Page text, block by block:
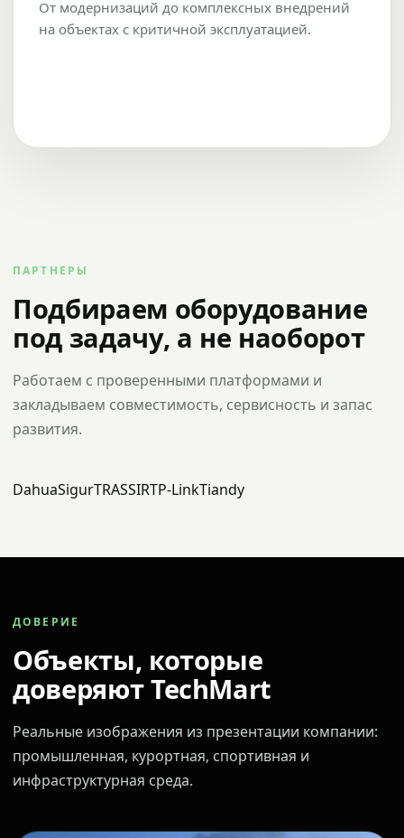
От модернизаций до комплексных внедрений
на объектах с критичной эксплуатацией.
ПАРТНЕРЫ
Подбираем оборудование
под задачу, а не наоборот
Работаем с проверенными платформами и
закладываем совместимость, сервисность и запас
развития.
DahuaSigurTRASSIRTP-LinkTiandy
ДОВЕРИЕ
Объекты, которые
доверяют TechMart
Реальные изображения из презентации компании:
промышленная, курортная, спортивная и
инфраструктурная среда.